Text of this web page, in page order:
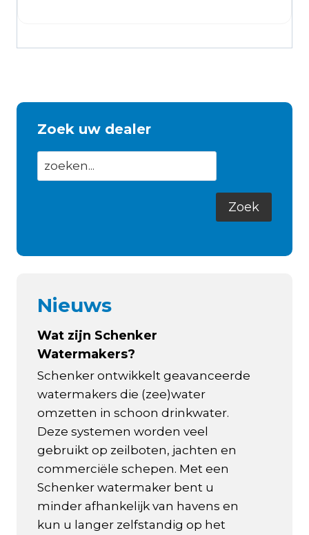
Zoek uw dealer
Nieuws
Wat zijn Schenker
Watermakers?
Schenker ontwikkelt geavanceerde
watermakers die (zee)water
omzetten in schoon drinkwater.
Deze systemen worden veel
gebruikt op zeilboten, jachten en
commerciële schepen. Met een
Schenker watermaker bent u
minder afhankelijk van havens en
kun u langer zelfstandig op het